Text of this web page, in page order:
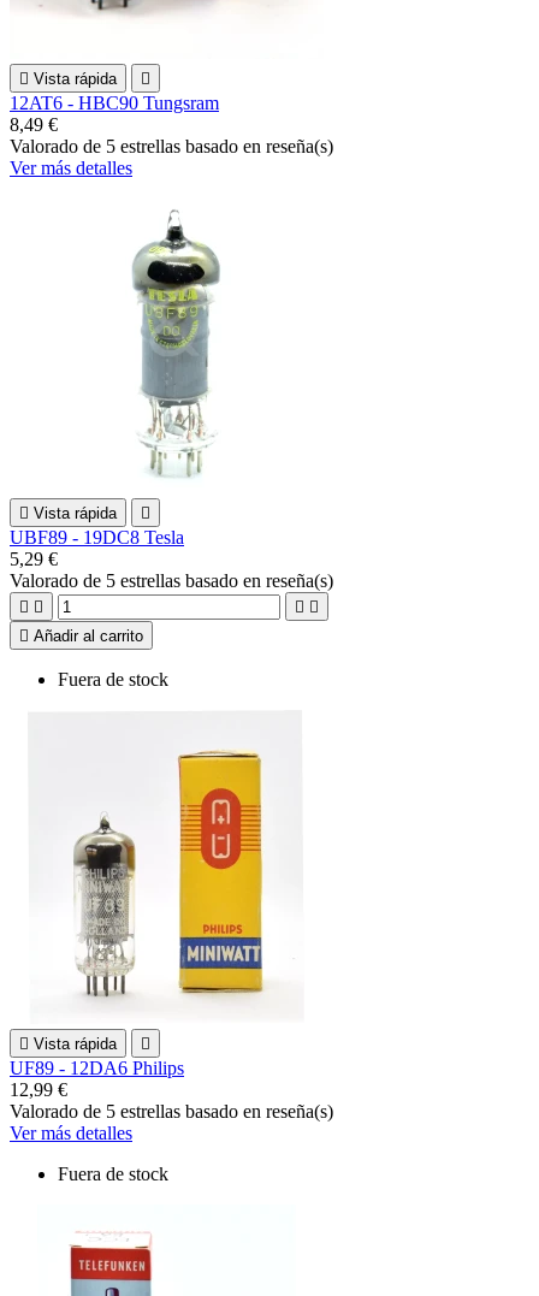
 Vista rápida 
12AT6 - HBC90 Tungsram
8,49 €
Valorado de 5 estrellas basado en reseña(s)
Ver más detalles
 Vista rápida 
UBF89 - 19DC8 Tesla
5,29 €
Valorado de 5 estrellas basado en reseña(s)
   
 Añadir al carrito
Fuera de stock
 Vista rápida 
UF89 - 12DA6 Philips
12,99 €
Valorado de 5 estrellas basado en reseña(s)
Ver más detalles
Fuera de stock